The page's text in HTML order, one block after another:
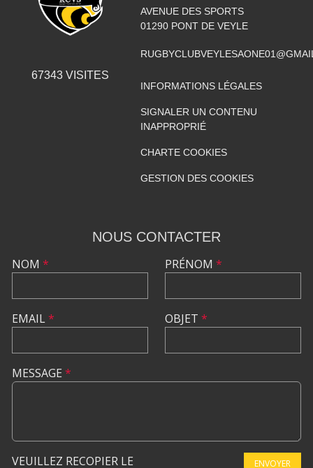
67343VISITES
AVENUE DES SPORTS
01290 PONT DE VEYLE
INFORMATIONS LÉGALES
SIGNALER UN CONTENU
INAPPROPRIÉ
CHARTE COOKIES
GESTION DES COOKIES
NOUS CONTACTER
NOM *
EMAIL*
PRÉNOM *
OBJET *
MESSAGE *
VEUILLEZ RECOPIER LE ENVOYER